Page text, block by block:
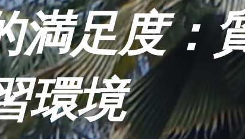
満足度：
環境